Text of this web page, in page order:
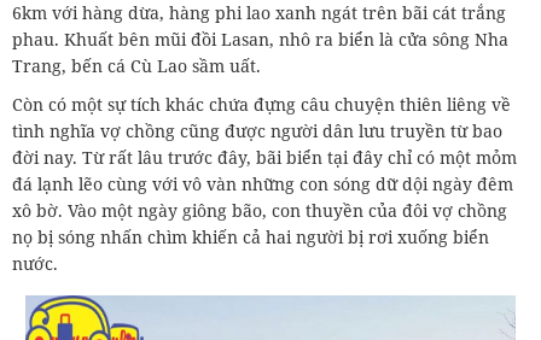
6km với hàng dừa, hàng phi lao xanh ngát trên bãi cát trắng
phau. Khuất bên mũi đồi Lasan, nhô ra biển là cửa sông Nha
Trang, bến cá Cù Lao sầm uất.
Còn có một sự tích khác chứa đựng câu chuyện thiên liêng về
tình nghĩa vợ chồng cũng được người dân lưu truyền từ bao
đời nay. Từ rất lâu trước đây, bãi biển tại đây chỉ có một mỏm
đá lạnh lẽo cùng với vô vàn những con sóng dữ dội ngày đêm
xô bờ. Vào một ngày giông bão, con thuyền của đôi vợ chồng
nọ bị sóng nhấn chìm khiến cả hai người bị rơi xuống biển
nước.